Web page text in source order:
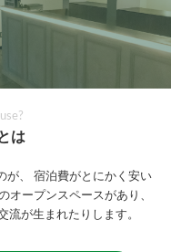
は
、
宿泊費がとにかく安い
オープンスペースがあり、
流が生まれたりします。